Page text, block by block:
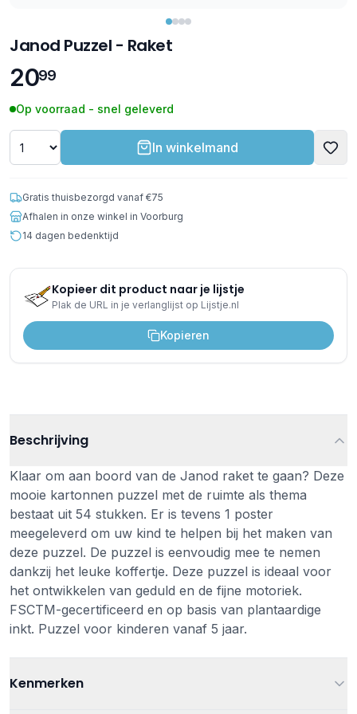
Janod Puzzel - Raket
2099
Op voorraad - snel geleverd
In winkelmand
Gratis thuisbezorgd vanaf €75
Afhalen in onze winkel in Voorburg
14 dagen bedenktijd
Kopieer dit product naar je lijstje
Plak de URL in je verlanglijst op Lijstje.nl
Kopieren
Beschrijving
Klaar om aan boord van de Janod raket te gaan? Deze
mooie kartonnen puzzel met de ruimte als thema
bestaat uit 54 stukken. Er is tevens 1 poster
meegeleverd om uw kind te helpen bij het maken van
deze puzzel. De puzzel is eenvoudig mee te nemen
dankzij het leuke koffertje. Deze puzzel is ideaal voor
het ontwikkelen van geduld en de fijne motoriek.
FSCTM-gecertificeerd en op basis van plantaardige
inkt. Puzzel voor kinderen vanaf 5 jaar.
Kenmerken